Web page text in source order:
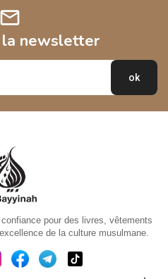
mail
la newsletter
pour des livres, vêtements
de la culture musulmane.